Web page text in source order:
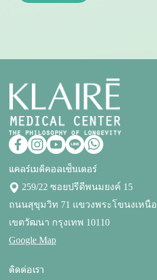
แคลร์เมดิคอลเซ็นเตอร์
259/22 ซอยปรีดีพนมยงค์ 15
ถนนสุขุมวิท 71 แขวงพระโขนงเหนือ
เขตวัฒนา กรุงเทพ 10110
Google Map
ติดต่อเรา